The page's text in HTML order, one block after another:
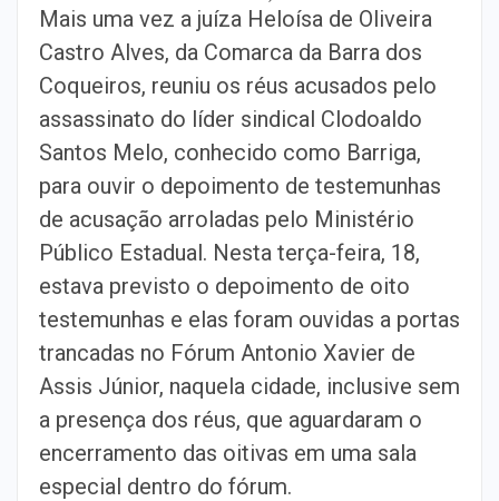
Mais uma vez a juíza Heloísa de Oliveira
Castro Alves, da Comarca da Barra dos
Coqueiros, reuniu os réus acusados pelo
assassinato do líder sindical Clodoaldo
Santos Melo, conhecido como Barriga,
para ouvir o depoimento de testemunhas
de acusação arroladas pelo Ministério
Público Estadual. Nesta terça-feira, 18,
estava previsto o depoimento de oito
testemunhas e elas foram ouvidas a portas
trancadas no Fórum Antonio Xavier de
Assis Júnior, naquela cidade, inclusive sem
a presença dos réus, que aguardaram o
encerramento das oitivas em uma sala
especial dentro do fórum.